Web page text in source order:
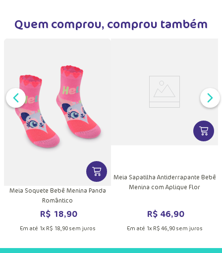
Quem comprou, comprou também
INFORMAÇÕES DO PRODUTO
VER MAIS INFORMAÇÕES DO
Meia Soquete Bebê Menina Panda
Romântico
R$ 18,90
Em até 1x R$ 18, 90sem juros
VER
Meia Sapatilha Antiderrapante Bebê
Menina com Aplique Flor
R$ 46,90
Em até 1x R$ 46, 90sem juros